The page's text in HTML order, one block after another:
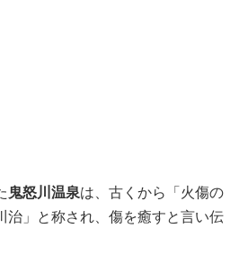
鬼怒川温泉は、古くから「火傷の
治」と称され、傷を癒すと言い伝